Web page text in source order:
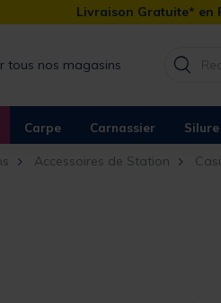
Livraison Gratuite* en
tous nos magasins
Carpe Carnassier Silure
Accessoires de Station